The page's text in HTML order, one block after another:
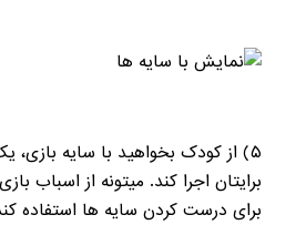
۵) از کودک بخواهید با سایه بازی،
برایتان اجرا کند. میتونه از اسباب
برای درست کردن سایه ها استفاده